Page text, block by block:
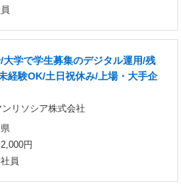
大学で学生募集のデジタル運用/残
経験OK/土日祝休み/上場・大手企
ンリソシア株式会社
円
員